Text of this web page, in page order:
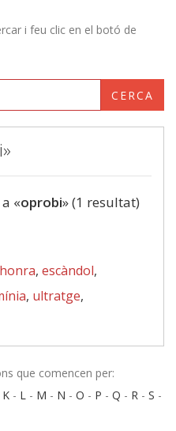
i feu clic en el botó de
CERCA
«oprobi» (1 resultat)
, escàndol,
, ultratge,
que comencen per:
K - L - M - N - O - P - Q - R - S -